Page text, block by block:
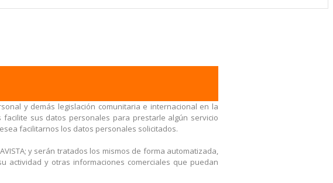
y demás legislación comunitaria e internacional en la
facilite sus datos personales para prestarle algún servicio
facilitarnos los datos personales solicitados.
y serán tratados los mismos de forma automatizada,
actividad y otras informaciones comerciales que puedan